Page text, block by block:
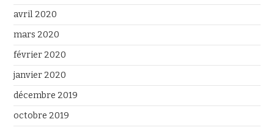
avril 2020
mars 2020
février 2020
janvier 2020
décembre 2019
octobre 2019